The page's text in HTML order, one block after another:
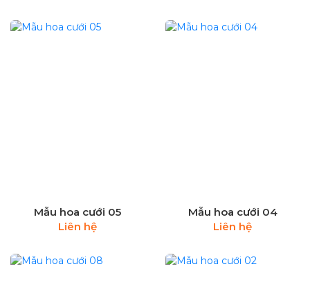
Mẫu hoa cưới 05
Liên hệ
Mẫu hoa cưới 04
Liên hệ